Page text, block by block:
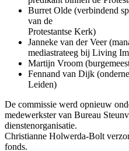
Burret Olde (verbindend
van de
Protestantse Kerk)
Janneke van der Veer
mediastrateeg bij Living
Martijn Vroom
Fennand van Dijk
Leiden)
De commissie werd opnieuw
medewerkster van Bureau
dienstenorganisatie.
Christianne Holwerda-Bolt
fonds.